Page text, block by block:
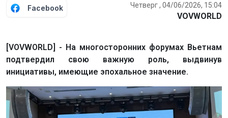
Facebook Четверг , 04/06/2026, 15:04
VOVWORLD
[VOVWORLD] - На многосторонних форумах Вьетнам
подтвердил свою важную роль, выдвинув
инициативы, имеющие эпохальное значение.